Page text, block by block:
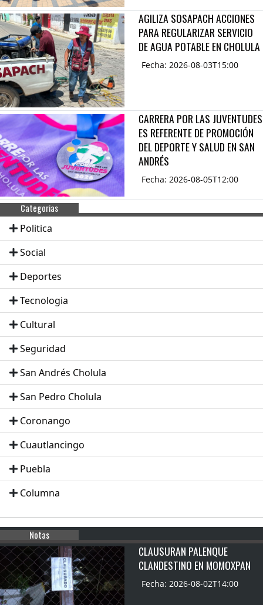
AGILIZA SOSAPACH ACCIONES
PARA REGULARIZAR SERVICIO
DE AGUA POTABLE EN CHOLULA
Fecha: 2026-08-03T15:00
CARRERA POR LAS JUVENTUDES
ES REFERENTE DE PROMOCIÓN
DEL DEPORTE Y SALUD EN SAN
ANDRÉS
Fecha: 2026-08-05T12:00
Categorias
Politica
Social
Deportes
Tecnologia
Cultural
Seguridad
San Andrés Cholula
San Pedro Cholula
Coronango
Cuautlancingo
Puebla
Columna
Notas
CLAUSURAN PALENQUE
CLANDESTINO EN MOMOXPAN
Fecha: 2026-08-02T14:00